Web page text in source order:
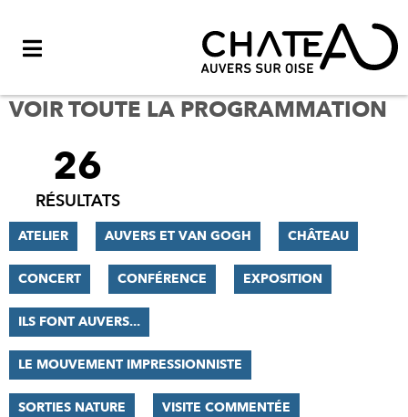
VOIR TOUTE LA PROGRAMMATION
FILTRER
RÉSULTATS
26
RÉSULTATS
ATELIER AUVERS ET VAN GOGH CHÂTEAU
CONCERT CONFÉRENCE EXPOSITION
ILS FONT AUVERS...
LE MOUVEMENT IMPRESSIONNISTE
SORTIES NATURE VISITE COMMENTÉE